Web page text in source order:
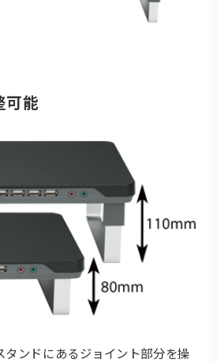
可能
ンドにあるジョイント部分を操